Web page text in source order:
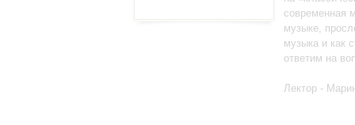
современная
музыке,
музыка и как
ответим на
Лектор -